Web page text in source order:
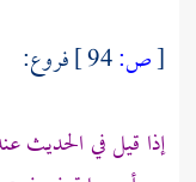
[ص:
فروع:
إذا قيل في الحديث